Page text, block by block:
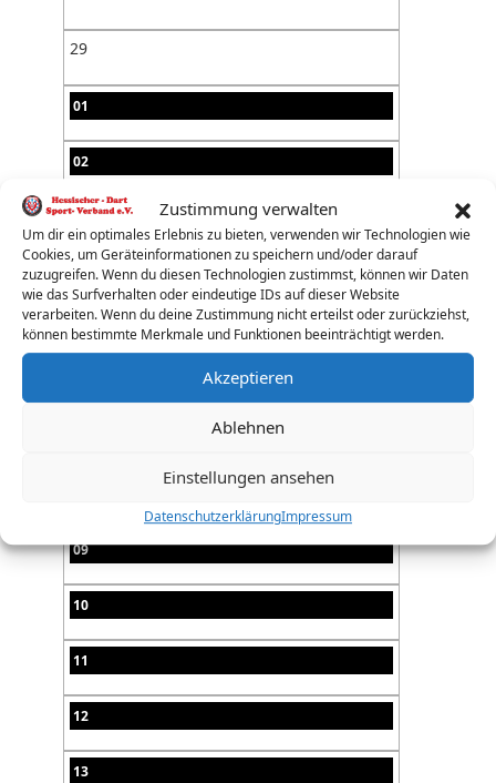
Zustimmung verwalten
Um dir ein optimales Erlebnis zu bieten, verwenden wir Technologien wie
Cookies, um Geräteinformationen zu speichern und/oder darauf
zuzugreifen. Wenn du diesen Technologien zustimmst, können wir Daten
wie das Surfverhalten oder eindeutige IDs auf dieser Website
verarbeiten. Wenn du deine Zustimmung nicht erteilst oder zurückziehst,
können bestimmte Merkmale und Funktionen beeinträchtigt werden.
Akzeptieren
Ablehnen
Einstellungen ansehen
DatenschutzerklärungImpressum
29
01
02
03
04
05
09
10
11
12
13